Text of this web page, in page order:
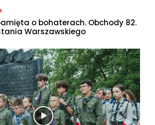
o bohaterach. Obchody 82.
Warszawskiego